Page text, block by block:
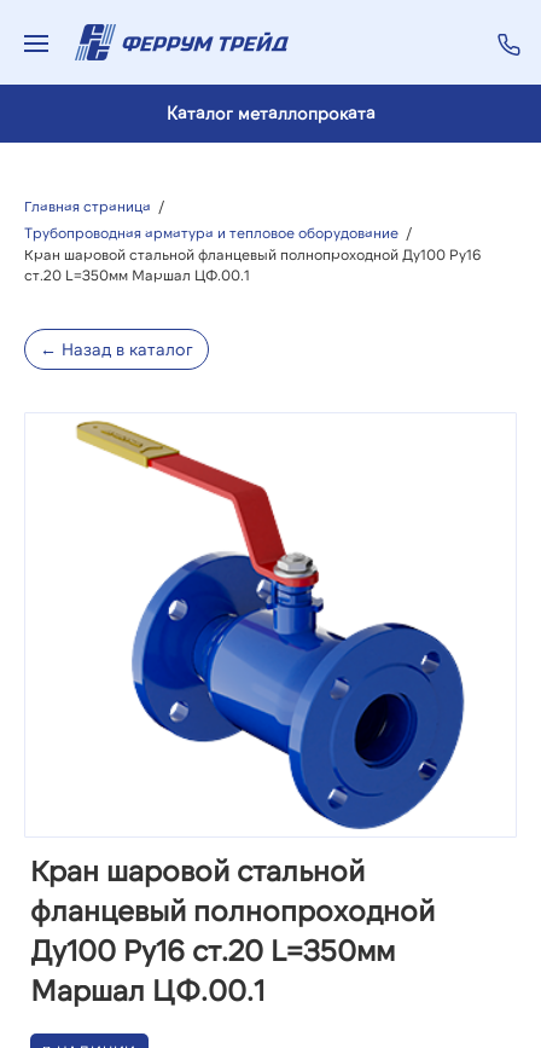
Каталог металлопроката
Главная страница /
Трубопроводная арматура и тепловое оборудование /
Кран шаровой стальной фланцевый полнопроходной Ду100 Ру16
ст.20 L=350мм Маршал ЦФ.00.1
← Назад в каталог
Кран шаровой стальной
фланцевый полнопроходной
Ду100 Ру16 ст.20 L=350мм
Маршал ЦФ.00.1